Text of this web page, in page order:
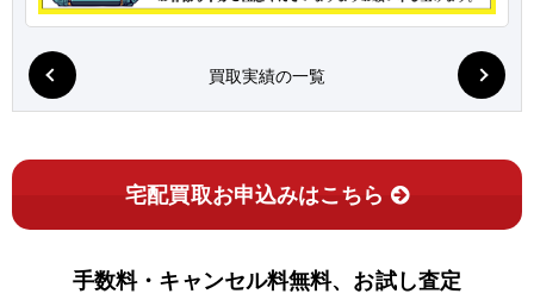
買取実績の一覧
宅配買取お申込みはこちら
手数料・キャンセル料無料、お試し査定